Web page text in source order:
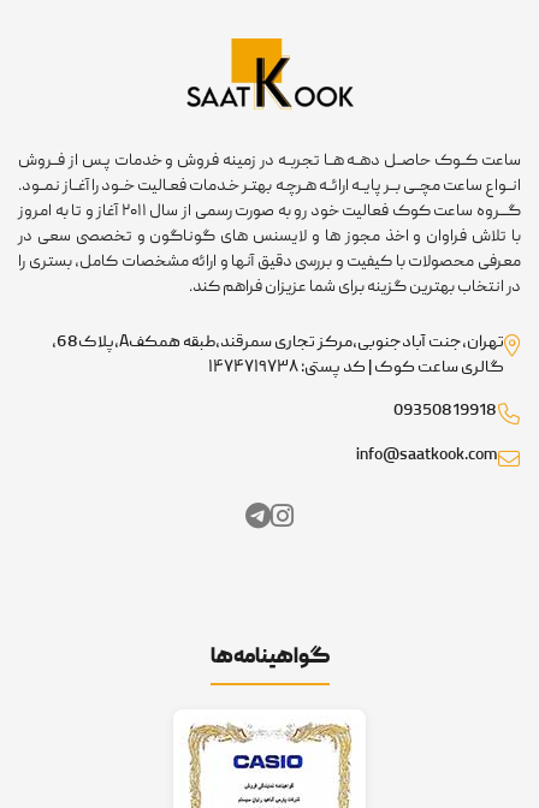
ساعت کــوک حاصــل دهــه هــا تجربــه در زمینه فروش و خدمات پـس از فــروش
انــواع ساعت مچــی بــر پایــه ارائــه هـرچـه بهتـر خـدمات فعـالیت خــود را آغــاز نمــود.
گـــروه ساعت کوک فعالیت خود رو به صورت رسمی از سال ۲۰۱۱ آغاز و تا به امروز
با تلاش فراوان و اخذ مجوز ها و لایسنس های گوناگون و تخصصی سعی در
معرفی محصولات با کیفیت و بررسی دقیق آنها و ارائه مشخصات کامل، بستری را
در انتخاب بهترین گزینه برای شما عزیزان فراهم کند.
تهران،جنت آبادجنوبی،مرکز تجاری سمرقند،طبقه همکفA،پلاک68،
گالری ساعت کوک | کد پستی: ۱۴۷۴۷۱۹۷۳۸
09350819918
info@saatkook.com
گواهینامه‌ها